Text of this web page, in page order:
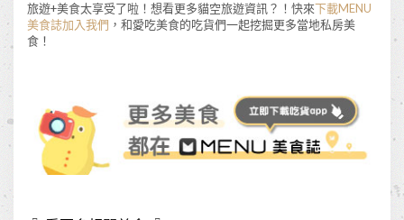
旅遊+美食太享受了啦！想看更多貓空旅遊資訊？！快來下載MENU
美食誌加入我們 ，和愛吃美食的吃貨們一起挖掘更多當地私房美
食！